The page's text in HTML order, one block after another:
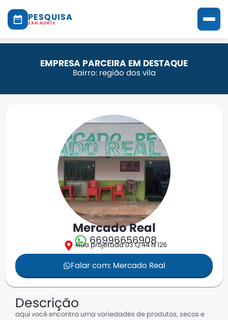
PESQUISA
ZAN NORTE
EMPRESA PARCEIRA EM DESTAQUE
Bairro: região dos vila
Mercado Real
66996656908
Rua projetada 03 Q 44 N 126
Falar com: Mercado Real
Descrição
aqui você encontra uma variedades de produtos, secos e